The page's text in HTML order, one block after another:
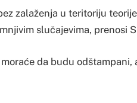
zalaženja u teritoriju
slučajevima, prenosi
da budu odštampani,